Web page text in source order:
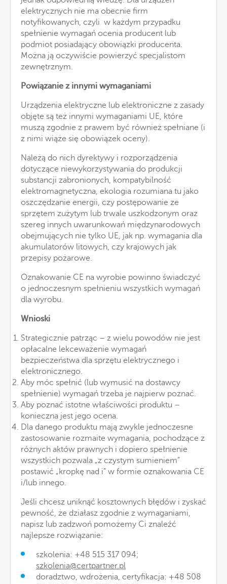
elektrycznych nie ma obecnie firm
notyfikowanych, czyli w każdym przypadku
spełnienie wymagań ocenia producent lub
podmiot posiadający obowiązki producenta.
Można ją oczywiście powierzyć specjalistom
zewnętrznym.
Powiązanie z innymi wymaganiami
Urządzenia elektryczne lub elektroniczne z zasady
objęte są też innymi wymaganiami UE, które
muszą zgodnie z prawem być również spełniane (i
z nimi wiąże się obowiązek oceny).
Należą do nich dyrektywy i rozporządzenia
dotyczące niewykorzystywania do produkcji
substancji zabronionych, kompatybilność
elektromagnetyczna, ekologia rozumiana tu jako
oszczędzanie energii, czy postępowanie ze
sprzętem zużytym lub trwale uszkodzonym oraz
szereg innych uwarunkowań międzynarodowych
obejmujących nie tylko UE, jak np. wymagania dla
akumulatorów litowych, czy krajowych jak
przepisy pożarowe.
Oznakowanie CE na wyrobie powinno świadczyć
o jednoczesnym spełnieniu wszystkich wymagań
dla wyrobu.
Wnioski
Strategicznie patrząc – z wielu powodów nie jest
opłacalne lekceważenie wymagań
bezpieczeństwa dla sprzętu elektrycznego i
elektronicznego.
Aby móc spełnić (lub wymusić na dostawcy
spełnienie) wymagań trzeba je najpierw poznać.
Aby poznać istotne właściwości produktu –
konieczna jest jego ocena.
Dla danego produktu mają zwykle jednoczesne
zastosowanie rozmaite wymagania, pochodzące z
różnych aktów prawnych i dopiero spełnienie
wszystkich pozwala „z czystym sumieniem”
postawić „kropkę nad i” w formie oznakowania CE
i/lub innego.
Jeśli chcesz uniknąć kosztownych błędów i zyskać
pewność, że działasz zgodnie z wymaganiami,
napisz lub zadzwoń pomożemy Ci znaleźć
najlepsze rozwiązanie:
szkolenia: +48 515 317 094;
szkolenia@certpartner.pl
doradztwo, wdrożenia, certyfikacja: +48 508